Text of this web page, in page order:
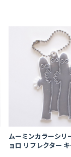
ムーミンカラーシリ
ョロ リフレクター